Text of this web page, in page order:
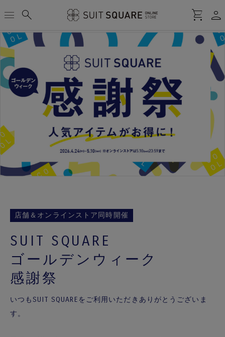
menu search shopping_cart person
店舗＆オンラインストア同時開催
SUIT SQUARE
ゴールデンウィーク
感謝祭
いつもSUIT SQUAREをご利用いただきありがとうございま
す。